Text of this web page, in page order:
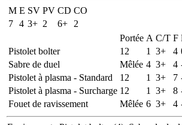
M E SV PV CD CO
7 4 3+ 2 6+
2
Portée A C/T F
Pistolet bolter
12 1 3+ 4
Sabre de duel
Mêlée 4 3+ 4
Pistolet à plasma - Standard
12 1 3+ 7
Pistolet à plasma - Surcharge 12 1 3+ 8
Fouet de ravissement
Mêlée 6 3+ 4